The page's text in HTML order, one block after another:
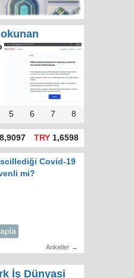
5 6 7 8
TRY1,6598
Covid-19
mi?
Anketler →
İş Dünyasi